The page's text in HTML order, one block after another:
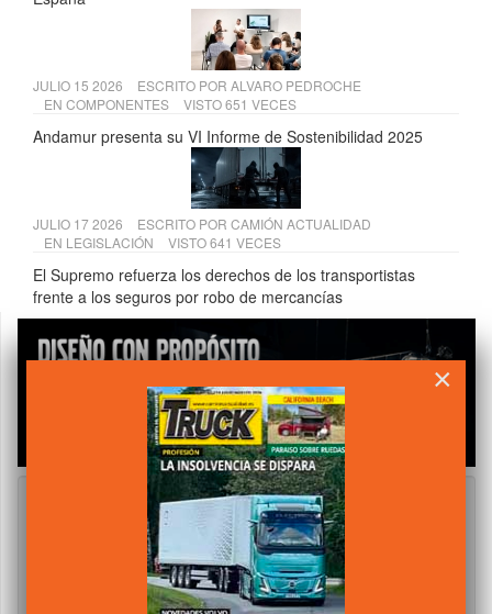
JULIO 15 2026 ESCRITO POR ALVARO PEDROCHE
EN COMPONENTES VISTO 651 VECES
Andamur presenta su VI Informe de Sostenibilidad 2025
JULIO 17 2026 ESCRITO POR CAMIÓN ACTUALIDAD
EN LEGISLACIÓN VISTO 641 VECES
El Supremo refuerza los derechos de los transportistas
frente a los seguros por robo de mercancías
×